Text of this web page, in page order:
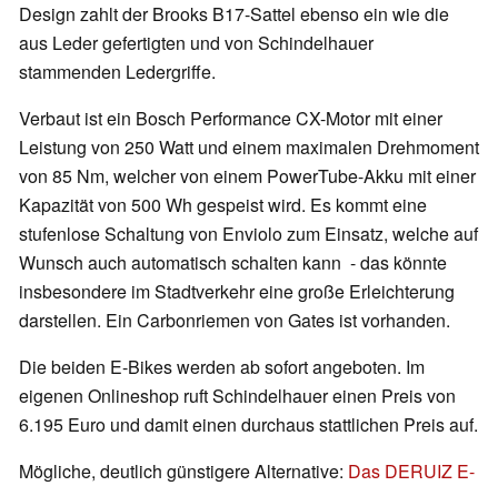
Design zahlt der Brooks B17-Sattel ebenso ein wie die
aus Leder gefertigten und von Schindelhauer
stammenden Ledergriffe.
Verbaut ist ein Bosch Performance CX-Motor mit einer
Leistung von 250 Watt und einem maximalen Drehmoment
von 85 Nm, welcher von einem PowerTube-Akku mit einer
Kapazität von 500 Wh gespeist wird. Es kommt eine
stufenlose Schaltung von Enviolo zum Einsatz, welche auf
Wunsch auch automatisch schalten kann - das könnte
insbesondere im Stadtverkehr eine große Erleichterung
darstellen. Ein Carbonriemen von Gates ist vorhanden.
Die beiden E-Bikes werden ab sofort angeboten. Im
eigenen Onlineshop ruft Schindelhauer einen Preis von
6.195 Euro und damit einen durchaus stattlichen Preis auf.
Mögliche, deutlich günstigere Alternative: Das DERUIZ E-